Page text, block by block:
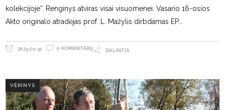
kolekcijoje“. Renginys atviras visai visuomenei. Vasario 16-osios
Akto originalo atradėjas prof. L. Mažylis dirbdamas EP
2023-01-31 0 KOMENTARŲ DALINTIS
VĖRINYS